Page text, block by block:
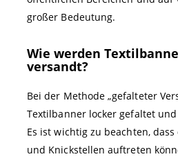
großer Bedeutung.
Wie werden
versandt?
Bei der Methode „gefalteter
Textilbanner locker gefaltet
Es ist wichtig zu beachten,
und Knickstellen auftreten